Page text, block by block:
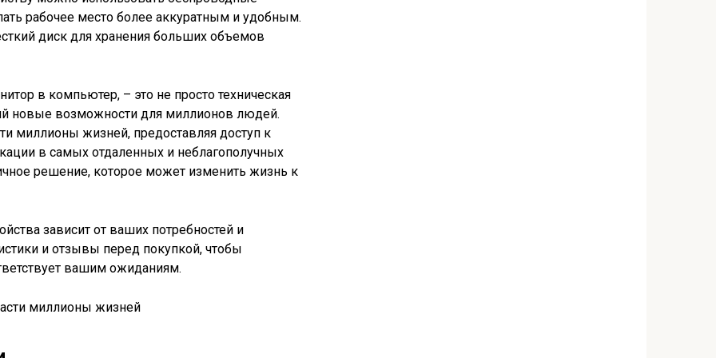
рабочее место более аккуратным и удобным.
диск для хранения больших объемов
в компьютер, – это не просто техническая
новые возможности для миллионов людей.
миллионы жизней, предоставляя доступ к
в самых отдаленных и неблагополучных
решение, которое может изменить жизнь к
зависит от ваших потребностей и
и отзывы перед покупкой, чтобы
вашим ожиданиям.